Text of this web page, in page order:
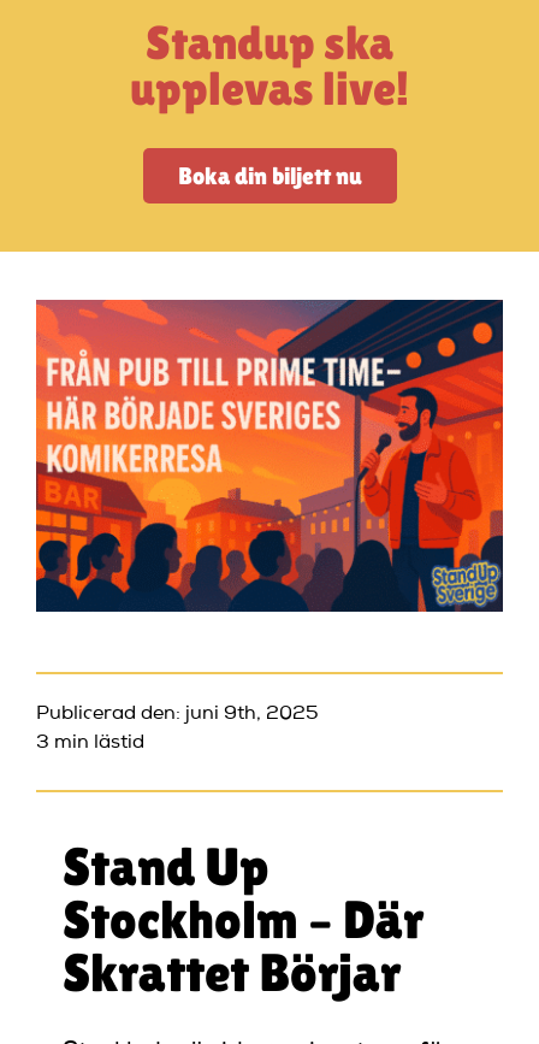
Vanliga frågorStandup ska
upplevas live!
Boka din biljett nu
Publicerad den: juni 9th, 2025
3 min lästid
Stand Up
Stockholm – Där
Skrattet Börjar